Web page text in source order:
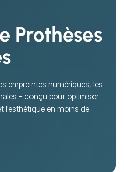
Prothèses
empreintes numériques, les
- conçu pour optimiser
l'esthétique en moins de